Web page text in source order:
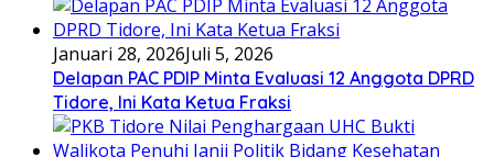
Januari 28, 2026Juli 5, 2026
Delapan PAC PDIP Minta Evaluasi 12 Anggota DPRD
Tidore, Ini Kata Ketua Fraksi